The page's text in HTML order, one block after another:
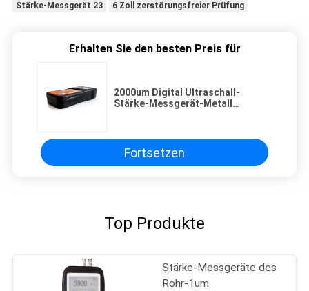
Stärke-Messgerät 23
6 Zoll zerstörungsfreier Prüfung
Erhalten Sie den besten Preis für
2000um Digital Ultraschall-
Stärke-Messgerät-Metall
Fortsetzen
Top Produkte
Stärke-Messgeräte des
Rohr-1um